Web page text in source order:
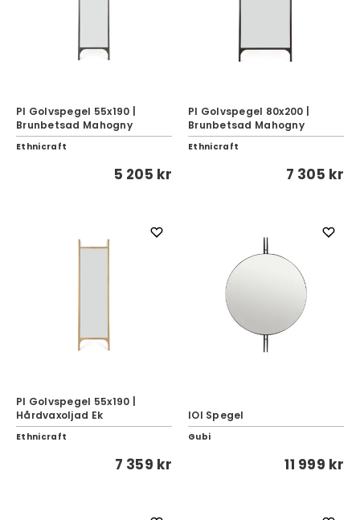
PI Golvspegel 55x190 |
Brunbetsad Mahogny
Ethnicraft
5 205 kr
PI Golvspegel 80x200 |
Brunbetsad Mahogny
Ethnicraft
7 305 kr
PI Golvspegel 55x190 |
Hårdvaxoljad Ek
Ethnicraft
7 359 kr
IOI Spegel
Gubi
11 999 kr